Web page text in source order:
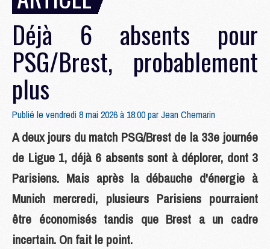
Déjà 6 absents pour
PSG/Brest, probablement
plus
Publié le vendredi 8 mai 2026 à 18:00 parJean Chemarin
A deux jours du match PSG/Brest de la 33e journée
de Ligue 1, déjà 6 absents sont à déplorer, dont 3
Parisiens. Mais après la débauche d'énergie à
Munich mercredi, plusieurs Parisiens pourraient
être économisés tandis que Brest a un cadre
incertain. On fait le point.